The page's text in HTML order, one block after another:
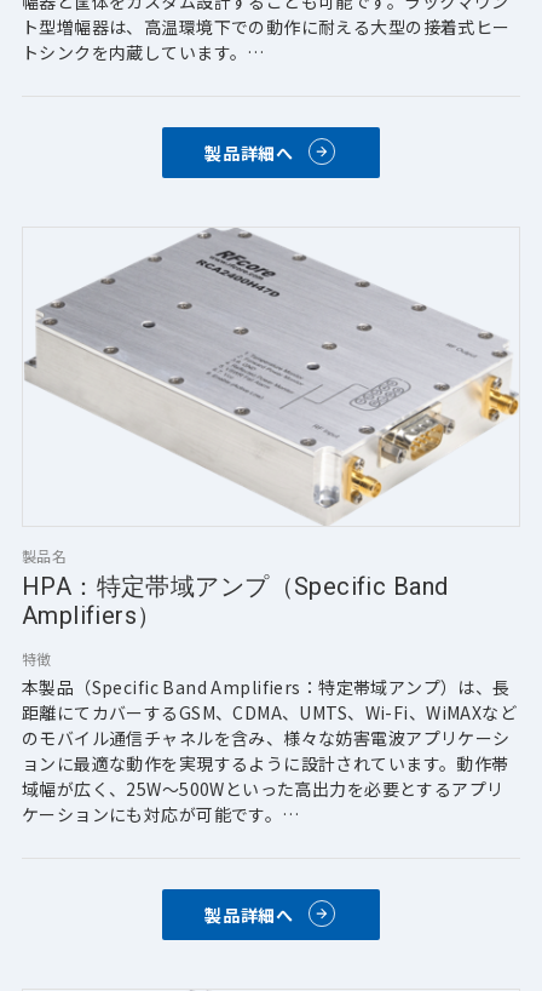
ト型増幅器は、高温環境下での動作に耐える大型の接着式ヒー
トシンクを内蔵しています。
【主な特徴】
・最大3GHzの周波数範囲
・順方向/反射電力モニタリング
・シリアルまたはパラレルインター
製品名
HPA：特定帯域アンプ（Specific Band
Amplifiers）
特徴
本製品（Specific Band Amplifiers：特定帯域アンプ）は、長
距離にてカバーするGSM、CDMA、UMTS、Wi-Fi、WiMAXなど
のモバイル通信チャネルを含み、様々な妨害電波アプリケーシ
ョンに最適な動作を実現するように設計されています。動作帯
域幅が広く、25W～500Wといった高出力を必要とするアプリ
ケーションにも対応が可能です。
【主な特徴】
・アイソレータ保護出力
（Doherty合成構造）
製品詳細へ
製品詳細へ